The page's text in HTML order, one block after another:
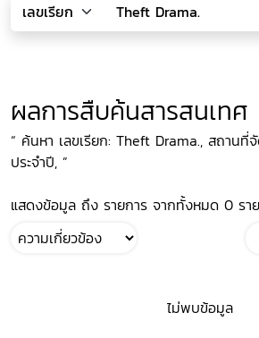
ผลการสืบค้นสารสนเทศ
“ ค้นหา เลขเรียก: Theft Drama., สถานที่
ประจำปี, ”
แสดงข้อมูล ถึง รายการ จากทั้งหมด 0 รา
ไม่พบข้อมูล